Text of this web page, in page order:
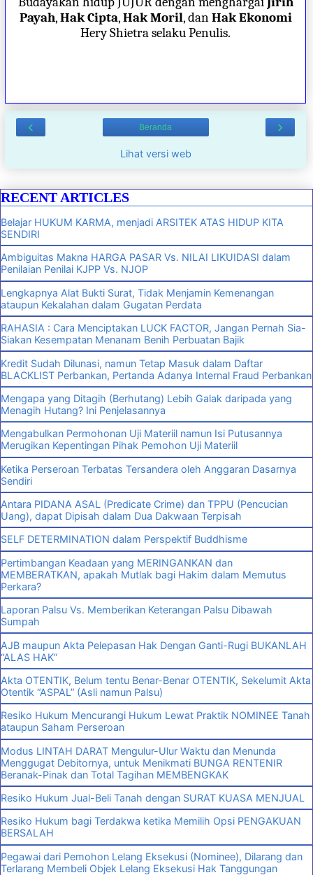
Payah,Hak Cipta,Hak Moril, danHak Ekonomi
Hery Shietra selaku Penulis.
‹ ›
Beranda
Lihat versi web
RECENT ARTICLES
Belajar HUKUM KARMA, menjadi ARSITEK ATAS HIDUP KITA
SENDIRI
Ambiguitas Makna HARGA PASAR Vs. NILAI LIKUIDASI dalam
Penilaian Penilai KJPP Vs. NJOP
Lengkapnya Alat Bukti Surat, Tidak Menjamin Kemenangan
ataupun Kekalahan dalam Gugatan Perdata
RAHASIA : Cara Menciptakan LUCK FACTOR, Jangan Pernah Sia-
Siakan Kesempatan Menanam Benih Perbuatan Bajik
Kredit Sudah Dilunasi, namun Tetap Masuk dalam Daftar
BLACKLIST Perbankan, Pertanda Adanya Internal Fraud Perbankan
Mengapa yang Ditagih (Berhutang) Lebih Galak daripada yang
Menagih Hutang? Ini Penjelasannya
Mengabulkan Permohonan Uji Materiil namun Isi Putusannya
Merugikan Kepentingan Pihak Pemohon Uji Materiil
Ketika Perseroan Terbatas Tersandera oleh Anggaran Dasarnya
Sendiri
Antara PIDANA ASAL (Predicate Crime) dan TPPU (Pencucian
Uang), dapat Dipisah dalam Dua Dakwaan Terpisah
SELF DETERMINATION dalam Perspektif Buddhisme
Pertimbangan Keadaan yang MERINGANKAN dan
MEMBERATKAN, apakah Mutlak bagi Hakim dalam Memutus
Perkara?
Laporan Palsu Vs. Memberikan Keterangan Palsu Dibawah
Sumpah
AJB maupun Akta Pelepasan Hak Dengan Ganti-Rugi BUKANLAH
“ALAS HAK”
Akta OTENTIK, Belum tentu Benar-Benar OTENTIK, Sekelumit Akta
Otentik “ASPAL” (Asli namun Palsu)
Resiko Hukum Mencurangi Hukum Lewat Praktik NOMINEE Tanah
ataupun Saham Perseroan
Modus LINTAH DARAT Mengulur-Ulur Waktu dan Menunda
Menggugat Debitornya, untuk Menikmati BUNGA RENTENIR
Beranak-Pinak dan Total Tagihan MEMBENGKAK
Resiko Hukum Jual-Beli Tanah dengan SURAT KUASA MENJUAL
Resiko Hukum bagi Terdakwa ketika Memilih Opsi PENGAKUAN
BERSALAH
Pegawai dari Pemohon Lelang Eksekusi (Nominee), Dilarang dan
Terlarang Membeli Objek Lelang Eksekusi Hak Tanggungan